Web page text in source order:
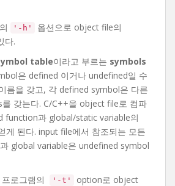
'-h'
옵션으로 object file의
다.
table이라고 부르는 symbols
은 defined 이거나 undefined일 수
름을 갖고, 각 defined symbol은 다른
갖는다. C/C++을 object file로 컴파
function과 global/static variable의
게 된다. input file에서 참조되는 모든
global variable은 undefined symbol
프로그램의 '-t'
option로 object